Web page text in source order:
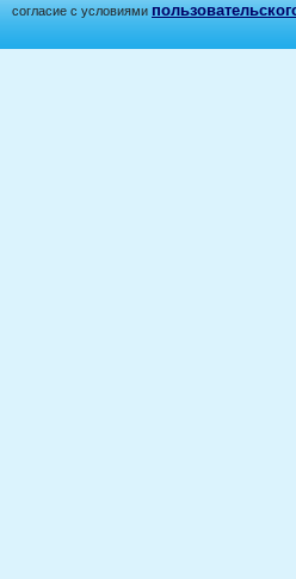
согласие с условиями